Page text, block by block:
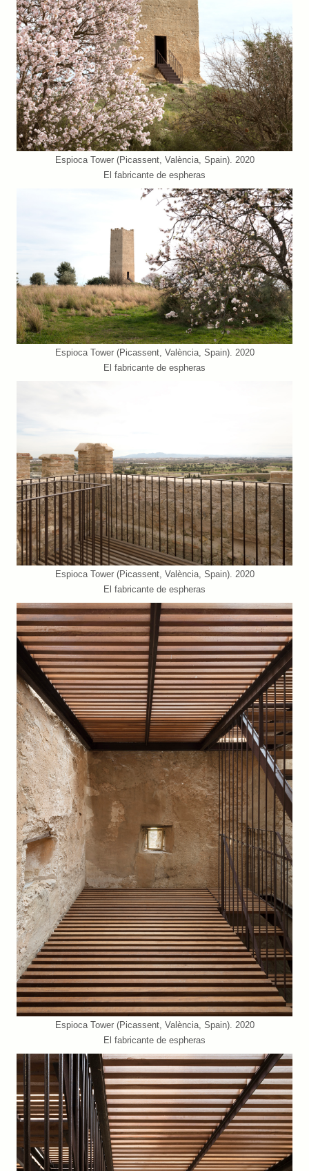
Espioca Tower (Picassent, València, Spain). 2020
El fabricante de espheras
Espioca Tower (Picassent, València, Spain). 2020
El fabricante de espheras
Espioca Tower (Picassent, València, Spain). 2020
El fabricante de espheras
Espioca Tower (Picassent, València, Spain). 2020
El fabricante de espheras